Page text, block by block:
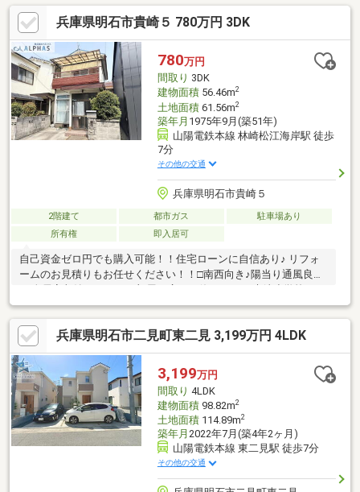
兵庫県明石市貴崎５ 780万円 3DK
780万円
間取り 3DK
建物面積56.46m2
土地面積61.56m2
築年月 1975年9月(築51年)
山陽電鉄本線 林崎松江海岸駅 徒歩
7分
その他の交通
兵庫県明石市貴崎５
2階建て 都市ガス
駐車場あり
所有権
即入居可
自己資金ゼロ円でも購入可能！！住宅ローンに自信あり♪ リフォ
ームのお見積りもお任せください！！□南西向き♪陽当り通風良好
徒歩約4分の為、安心です♪□周辺環境充実♪生活がしやすい♪□駐車
スペースあり※車種による▼商業施設・マルアイ貴崎店 徒歩約3
分・ドラックストアコスモス貴崎店 徒歩約6分・セブンイレブン
明石貴崎3丁目店 徒歩約5分・松江公園 徒歩約6分▼学校・貴
崎小学校 徒歩約4分・望海中学校 徒歩約19分
兵庫県明石市二見町東二見 3,199万円 4LDK
3,199万円
間取り 4LDK
建物面積98.82m2
土地面積114.89m2
築年月 2022年7月(築4年2ヶ月)
山陽電鉄本線 東二見駅 徒歩7分
その他の交通